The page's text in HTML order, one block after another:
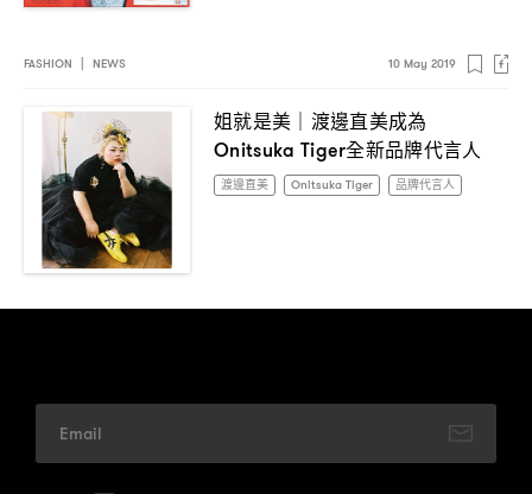
FASHION NEWS 10 May 2019
姐就是美 渡邊直美成為
Onitsuka Tiger全新品牌代言人
渡邊直美 Onitsuka Tiger 品牌代言人